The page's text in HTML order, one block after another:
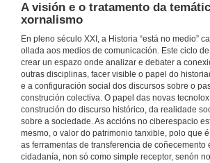
A visión e o tratamento da
xornalismo
En pleno século XXI, a Historia “está no medio”
ollada aos medios de comunicación. Este ciclo
crear un espazo onde analizar e debater a
outras disciplinas, facer visible o papel do
e a configuración social dos discursos sobre o
construción colectiva. O papel das novas
construción do discurso histórico, da realidade
sobre a sociedade. As accións no ciberespacio
mesmo, o valor do patrimonio tanxible, polo que
as ferramentas de transferencia de coñecemento
cidadanía, non só como simple receptor, senón
7 de maio de 2012
7 de maio de 2012